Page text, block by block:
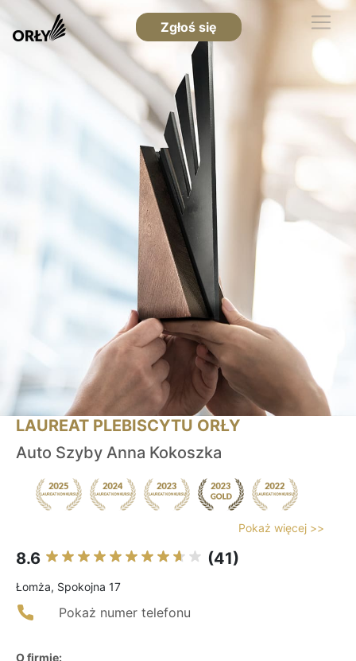
Zgłoś się
LAUREAT PLEBISCYTU ORŁY
Auto Szyby Anna Kokoszka
Pokaż więcej >>
8.6 (41)
Łomża, Spokojna 17
Pokaż numer telefonu
O firmie: